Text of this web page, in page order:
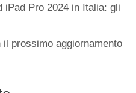
iPad Pro 2024 in Italia: gli
prossimo aggiornamento